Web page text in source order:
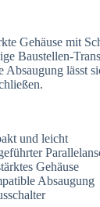
Gehäuse mit
Baustellen-
lässt
und leicht
Gehäuse
Absaugung